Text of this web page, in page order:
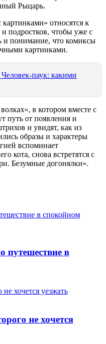
Рыцарь.
относятся к
подростков, чтобы уже с
и понимание, что комиксы
картинками.
паук: какими
в котором вместе с
путь от появления и
и увидят, как из
образы и характеры
вспоминает
кота, снова встретятся с
Безумные догонялки».
путешествие в
не хочется